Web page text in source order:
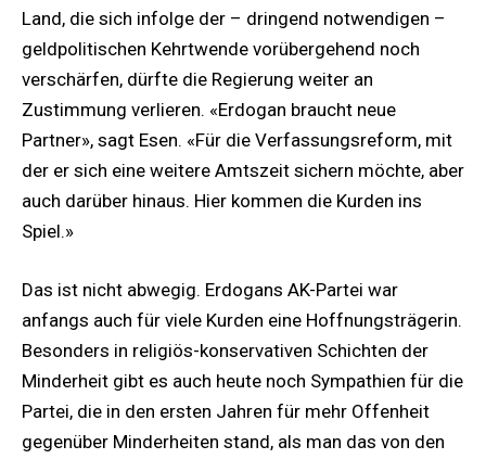
Land, die sich infolge der – dringend notwendigen –
geldpolitischen Kehrtwende vorübergehend noch
verschärfen, dürfte die Regierung weiter an
Zustimmung verlieren. «Erdogan braucht neue
Partner», sagt Esen. «Für die Verfassungsreform, mit
der er sich eine weitere Amtszeit sichern möchte, aber
auch darüber hinaus. Hier kommen die Kurden ins
Spiel.»
Das ist nicht abwegig. Erdogans AK-Partei war
anfangs auch für viele Kurden eine Hoffnungsträgerin.
Besonders in religiös-konservativen Schichten der
Minderheit gibt es auch heute noch Sympathien für die
Partei, die in den ersten Jahren für mehr Offenheit
gegenüber Minderheiten stand, als man das von den